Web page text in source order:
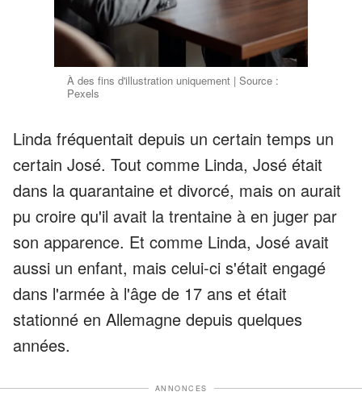
À des fins d'illustration uniquement | Source :
Pexels
Linda fréquentait depuis un certain temps un
certain José. Tout comme Linda, José était
dans la quarantaine et divorcé, mais on aurait
pu croire qu'il avait la trentaine à en juger par
son apparence. Et comme Linda, José avait
aussi un enfant, mais celui-ci s'était engagé
dans l'armée à l'âge de 17 ans et était
stationné en Allemagne depuis quelques
années.
ANNONCES